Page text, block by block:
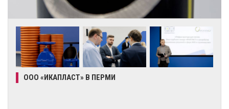
ООО «ИКАПЛАСТ» В ПЕРМИ